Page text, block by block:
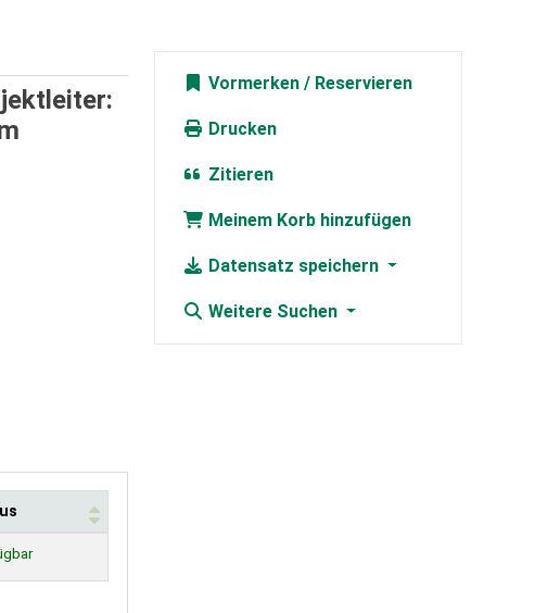
Vormerken
Drucken
Zitieren
Meinem Korb hinzufügen
Datensatz speichern
Weitere Suchen